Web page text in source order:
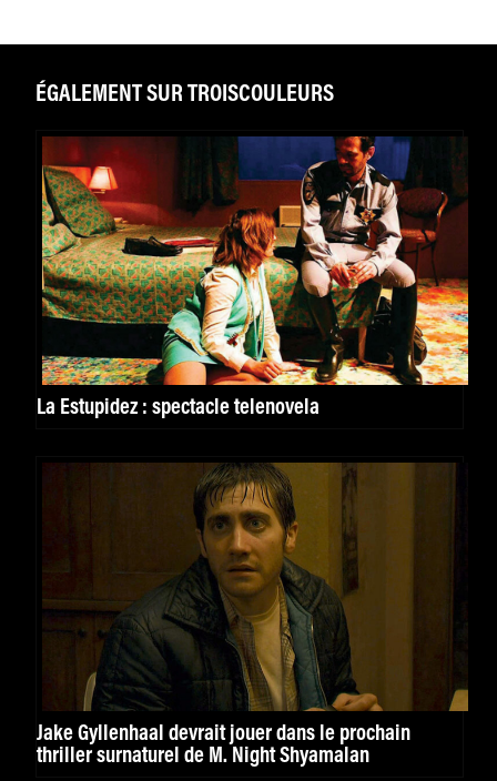
ÉGALEMENT SUR TROISCOULEURS
La Estupidez : spectacle telenovela
Jake Gyllenhaal devrait jouer dans le prochain
thriller surnaturel de M. Night Shyamalan